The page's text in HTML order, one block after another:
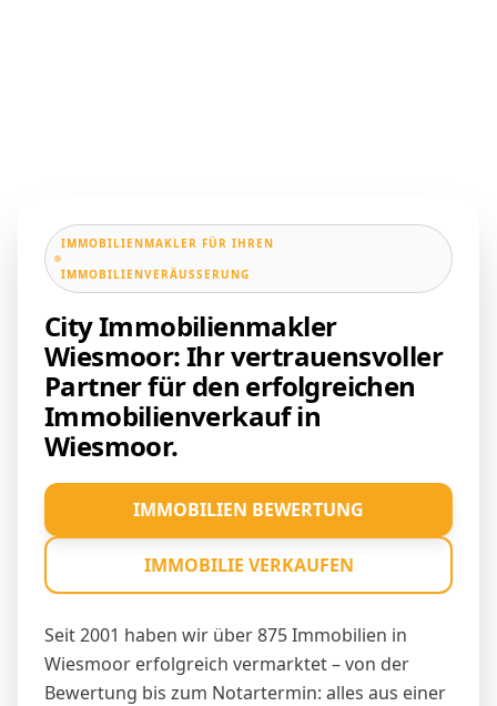
IMMOBILIENMAKLER FÜR IHREN
IMMOBILIENVERÄUSSERUNG
City Immobilienmakler
Wiesmoor: Ihr vertrauensvoller
Partner für den erfolgreichen
Immobilienverkauf in
Wiesmoor.
Seit 2001 haben wir über 875 Immobilien in
Wiesmoor erfolgreich vermarktet – von der
Bewertung bis zum Notartermin: alles aus einer
IMMOBILIEN BEWERTUNG
IMMOBILIE VERKAUFEN